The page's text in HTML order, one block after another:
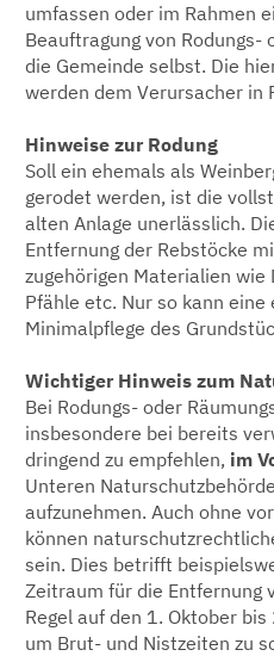
umfassen oder im Rahmen
Beauftragung von
die Gemeinde selbst. Die
werden dem Verursacher in
Hinweise zur Rodung
Soll ein ehemals als
gerodet werden, ist die
alten Anlage unerlässlich.
Entfernung der Rebstöcke
zugehörigen Materialien wie
Pfähle etc. Nur so kann
Minimalpflege des
Wichtiger Hinweis zum
Bei Rodungs- oder
insbesondere bei bereits
dringend zu empfehlen, im
Unteren
aufzunehmen. Auch ohne
können
sein. Dies betrifft
Zeitraum für die Entfernung
Regel auf den 1. Oktober
um Brut- und Nistzeiten zu